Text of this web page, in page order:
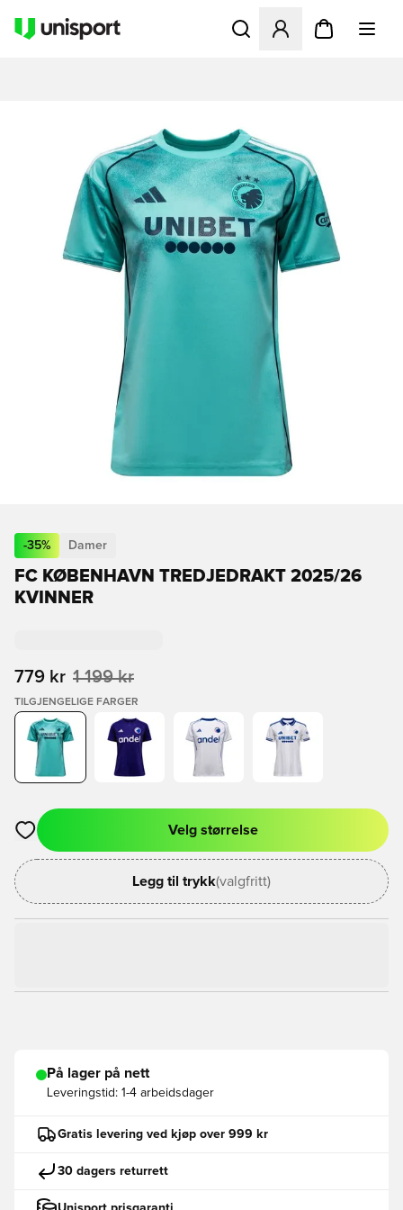
Åpner en Modal for å
-35% Damer
FC KØBENHAVN TREDJEDRAKT 2025/26
KVINNER
779 kr 1 199 kr
TILGJENGELIGE FARGER
Åpner en Modal for å logge inn eller registrere deg som
Velg størrelse
Legg til trykk(valgfritt)
På lager på nett
Leveringstid: 1-4 arbeidsdager
Gratis levering ved kjøp over 999 kr
30 dagers returrett